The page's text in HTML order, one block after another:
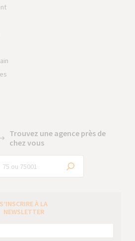
Trouvez une agence près de
chez vous
S’INSCRIRE À LA
NEWSLETTER